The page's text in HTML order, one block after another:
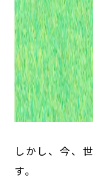
しかし、今、
す。